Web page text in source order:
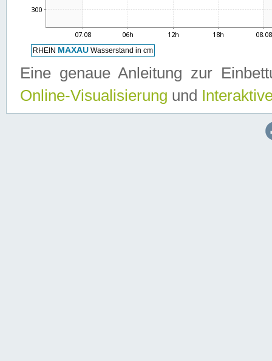
Eine genaue Anleitung zur
Online-Visualisierung und